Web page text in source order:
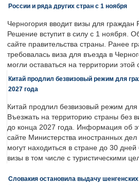
России и ряда других стран с 1 ноября
Черногория вводит визы для граждан
Решение вступит в силу с 1 ноября.
сайте правительства страны. Ранее
требовалась виза для въезда в
могли оставаться на территории
Китай продлил безвизовый режим для
2027 года
Китай продлил безвизовый режим для
Въезжать на территорию страны без
до конца 2027 года. Информация об
сайте Министерства иностранных
могут находиться в стране до 30
визы в том числе с туристическими
Словакия остановила выдачу шенгенских